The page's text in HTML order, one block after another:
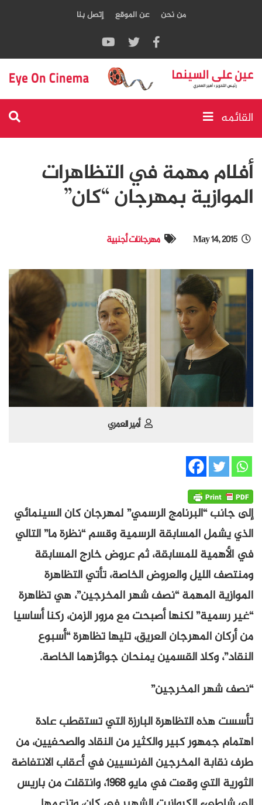
من نحن عن الموقع إتصل بنا
القائمه
أفلام مهمة في التظاهرات
الموازية بمهرجان “كان”
May 14, 2015 مهرجانات أجنبية
أمير العمري
إلى جانب “البرنامج الرسمي” لمهرجان كان السينمائي
الذي يشمل المسابقة الرسمية وقسم “نظرة ما” التالي
في الأهمية للمسابقة، ثم عروض خارج المسابقة
ومنتصف الليل والعروض الخاصة، تأتي التظاهرة
الموازية المهمة “نصف شهر المخرجين”، هي تظاهرة
“غير رسمية” لكنها أصبحت مع مرور الزمن، ركنا أساسيا
من أركان المهرجان العريق، تليها تظاهرة “أسبوع
النقاد”، وكلا القسمين يمنحان جوائزهما الخاصة.
“نصف شهر المخرجين”
تأسست هذه التظاهرة البارزة التي تستقطب عادة
اهتمام جمهور كبير والكثير من النقاد والصحفيين، من
طرف نقابة المخرجين الفرنسيين في أعقاب الانتفاضة
الثورية التي وقعت في مايو 1968، وانتقلت من باريس